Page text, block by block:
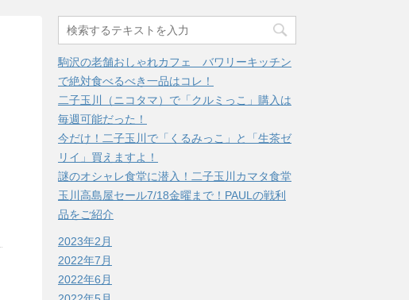
駒沢の老舗おしゃれカフェ バワリーキッチン
で絶対食べるべき一品はコレ！
二子玉川（ニコタマ）で「クルミっこ」購入は
毎週可能だった！
今だけ！二子玉川で「くるみっこ」と「生茶ゼ
リイ」買えますよ！
謎のオシャレ食堂に潜入！二子玉川カマタ食堂
玉川高島屋セール7/18金曜まで！PAULの戦利
品をご紹介
2023年2月
2022年7月
2022年6月